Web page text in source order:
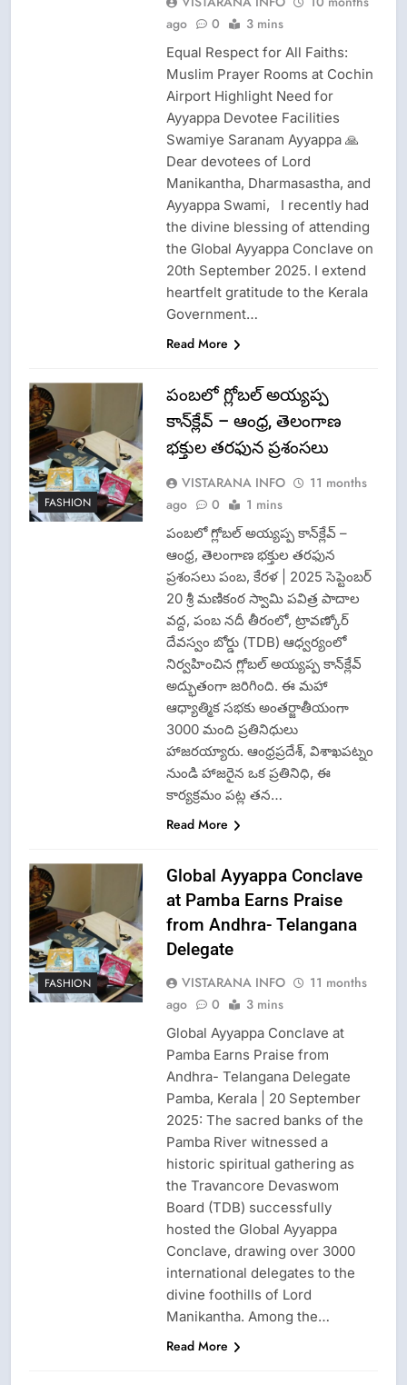
ago
0 3 mins
Equal Respect for All Faiths:
Muslim Prayer Rooms at Cochin
Airport Highlight Need for
Ayyappa Devotee Facilities
Swamiye Saranam Ayyappa 🙏
Dear devotees of Lord
Manikantha, Dharmasastha, and
Ayyappa Swami, I recently had
the divine blessing of attending
the Global Ayyappa Conclave on
20th September 2025. I extend
heartfelt gratitude to the Kerala
Government…
Read More
FASHION
పంబలో గ్లోబల్ అయ్యప్ప
కాన్‌క్లేవ్ – ఆంధ్ర, తెలంగాణ
భక్తుల తరఫున ప్రశంసలు
VISTARANA INFO
11 months
ago
0 1 mins
పంబలో గ్లోబల్ అయ్యప్ప కాన్‌క్లేవ్ –
ఆంధ్ర, తెలంగాణ భక్తుల తరఫున
ప్రశంసలు పంబ, కేరళ | 2025 సెప్టెంబర్
20 శ్రీ మణికంఠ స్వామి పవిత్ర పాదాల
వద్ద, పంబ నదీ తీరంలో, ట్రావణ్కోర్
దేవస్వం బోర్డు (TDB) ఆధ్వర్యంలో
నిర్వహించిన గ్లోబల్ అయ్యప్ప కాన్‌క్లేవ్
అద్భుతంగా జరిగింది. ఈ మహా
ఆధ్యాత్మిక సభకు అంతర్జాతీయంగా
3000 మంది ప్రతినిధులు
హాజరయ్యారు. ఆంధ్రప్రదేశ్, విశాఖపట్నం
నుండి హాజరైన ఒక ప్రతినిధి, ఈ
కార్యక్రమం పట్ల తన…
Read More
FASHION
Global Ayyappa Conclave
at Pamba Earns Praise
from Andhra- Telangana
Delegate
VISTARANA INFO
11 months
ago
0 3 mins
Global Ayyappa Conclave at
Pamba Earns Praise from
Andhra- Telangana Delegate
Pamba, Kerala | 20 September
2025: The sacred banks of the
Pamba River witnessed a
historic spiritual gathering as
the Travancore Devaswom
Board (TDB) successfully
hosted the Global Ayyappa
Conclave, drawing over 3000
international delegates to the
divine foothills of Lord
Manikantha. Among the…
Read More